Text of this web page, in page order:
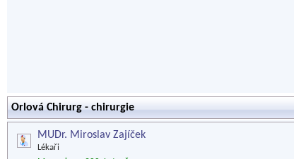
Orlová Chirurg - chirurgie
MUDr. Miroslav Zajíček
Lékaři